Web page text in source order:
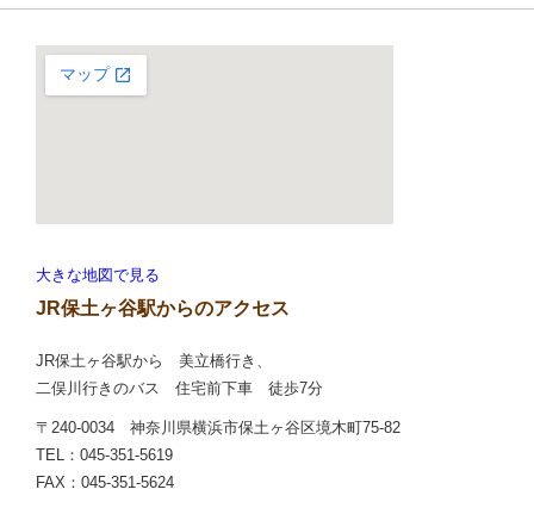
大きな地図で見る
JR保土ヶ谷駅からのアクセス
JR保土ヶ谷駅から 美立橋行き、
二俣川行きのバス 住宅前下車 徒歩7分
〒240-0034 神奈川県横浜市保土ヶ谷区境木町75-82
TEL：045-351-5619
FAX：045-351-5624